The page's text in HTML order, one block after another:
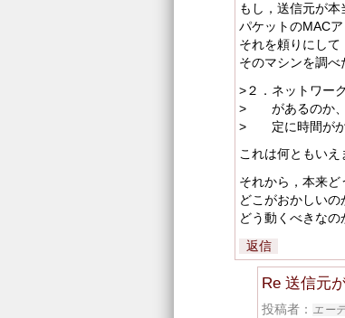
もし，送信元が本
パケットのMACア
それを頼りにして
そのマシンを調べ
>２．ネットワー
> があるのか、
> 定に時間がか
これは何ともいえ
それから，本来ど
どこがおかしいの
どう動くべきなの
返信
Re 送信元
投稿者： エー